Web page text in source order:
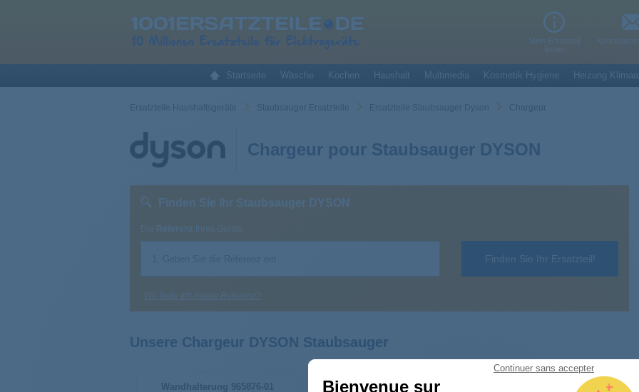
Continuer sans accepter
Bienvenue sur
Mein Ersatzteil
finden
Startseite Wäsche Kochen Haushalt Multimedia Kosmetik Hygiene Heizung
Ersatzteile Haushaltsgeräte Staubsauger Ersatzteile Ersatzteile Staubsauger Dyson Chargeur
Chargeur pour Staubsauger DYSON
Finden Sie Ihr Staubsauger DYSON
Die Referenz Ihres Geräts
Finden Sie Ihr Ersatzteil!
Wo finde ich meine Referenz?
Unsere Chargeur DYSON Staubsauger
Wandhalterung 965876-01